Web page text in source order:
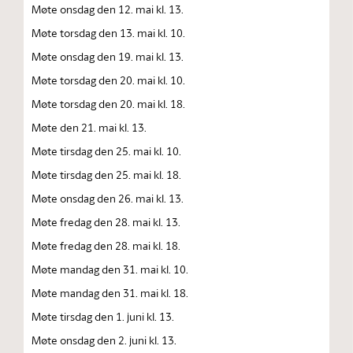
Møte onsdag den 12. mai kl. 13.
Møte torsdag den 13. mai kl. 10.
Møte onsdag den 19. mai kl. 13.
Møte torsdag den 20. mai kl. 10.
Møte torsdag den 20. mai kl. 18.
Møte den 21. mai kl. 13.
Møte tirsdag den 25. mai kl. 10.
Møte tirsdag den 25. mai kl. 18.
Møte onsdag den 26. mai kl. 13.
Møte fredag den 28. mai kl. 13.
Møte fredag den 28. mai kl. 18.
Møte mandag den 31. mai kl. 10.
Møte mandag den 31. mai kl. 18.
Møte tirsdag den 1. juni kl. 13.
Møte onsdag den 2. juni kl. 13.